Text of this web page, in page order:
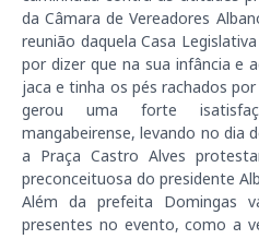
da Câmara de Vereadores
reunião daquela Casa
por dizer que na sua infância e
jaca e tinha os pés rachados
gerou uma forte
mangabeirense, levando no dia
a Praça Castro Alves
preconceituosa do presidente
Além da prefeita Domingas
presentes no evento, como a